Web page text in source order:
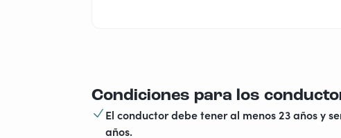
Condiciones para los
El conductor debe tener al menos 23 años y
años.